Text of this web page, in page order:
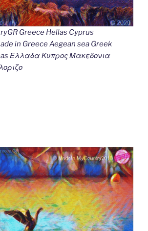
Greece Hellas Cyprus
in Greece Aegean sea Greek
Ελλαδα Κυπρος Μακεδονια